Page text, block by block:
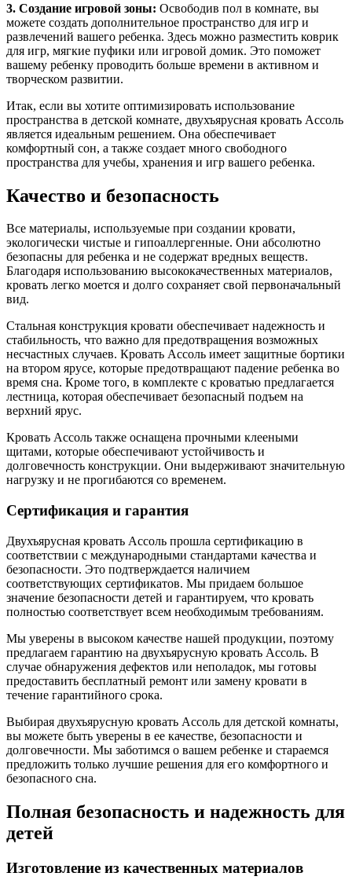
3. Создание игровой зоны: Освободив пол в комнате, вы
можете создать дополнительное пространство для игр и
развлечений вашего ребенка. Здесь можно разместить коврик
для игр, мягкие пуфики или игровой домик. Это поможет
вашему ребенку проводить больше времени в активном и
творческом развитии.
Итак, если вы хотите оптимизировать использование
пространства в детской комнате, двухъярусная кровать Ассоль
является идеальным решением. Она обеспечивает
комфортный сон, а также создает много свободного
пространства для учебы, хранения и игр вашего ребенка.
Качество и безопасность
Все материалы, используемые при создании кровати,
экологически чистые и гипоаллергенные. Они абсолютно
безопасны для ребенка и не содержат вредных веществ.
Благодаря использованию высококачественных материалов,
кровать легко моется и долго сохраняет свой первоначальный
вид.
Стальная конструкция кровати обеспечивает надежность и
стабильность, что важно для предотвращения возможных
несчастных случаев. Кровать Ассоль имеет защитные бортики
на втором ярусе, которые предотвращают падение ребенка во
время сна. Кроме того, в комплекте с кроватью предлагается
лестница, которая обеспечивает безопасный подъем на
верхний ярус.
Кровать Ассоль также оснащена прочными клееными
щитами, которые обеспечивают устойчивость и
долговечность конструкции. Они выдерживают значительную
нагрузку и не прогибаются со временем.
Сертификация и гарантия
Двухъярусная кровать Ассоль прошла сертификацию в
соответствии с международными стандартами качества и
безопасности. Это подтверждается наличием
соответствующих сертификатов. Мы придаем большое
значение безопасности детей и гарантируем, что кровать
полностью соответствует всем необходимым требованиям.
Мы уверены в высоком качестве нашей продукции, поэтому
предлагаем гарантию на двухъярусную кровать Ассоль. В
случае обнаружения дефектов или неполадок, мы готовы
предоставить бесплатный ремонт или замену кровати в
течение гарантийного срока.
Выбирая двухъярусную кровать Ассоль для детской комнаты,
вы можете быть уверены в ее качестве, безопасности и
долговечности. Мы заботимся о вашем ребенке и стараемся
предложить только лучшие решения для его комфортного и
безопасного сна.
Полная безопасность и надежность для
детей
Изготовление из качественных материалов